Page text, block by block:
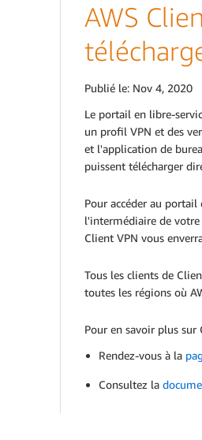
AWS
Publié le: Nov 4, 2020
Le portail en libre-
un profil VPN et des
et l'application de
puissent télécharger
Pour accéder au
l'intermédiaire de
Client VPN vous
Tous les clients de
toutes les régions où
Pour en savoir plus sur
Rendez-vous à la
Consultez la